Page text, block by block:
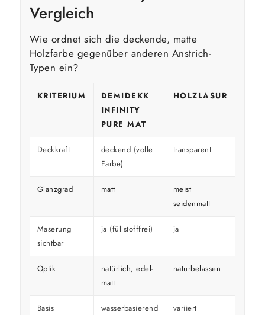
Vergleich
Wie ordnet sich die deckende, matte
Holzfarbe gegenüber anderen Anstrich-
Typen ein?
KRITERIUM
DEMIDEKK
INFINITY
PURE MAT
HOLZLASUR
Deckkraft
deckend (volle
Farbe)
transparent
Glanzgrad matt
meist
seidenmatt
Maserung
sichtbar
ja (füllstofffrei) ja
Optik
natürlich, edel-
matt
naturbelassen
Basis wasserbasierend variiert